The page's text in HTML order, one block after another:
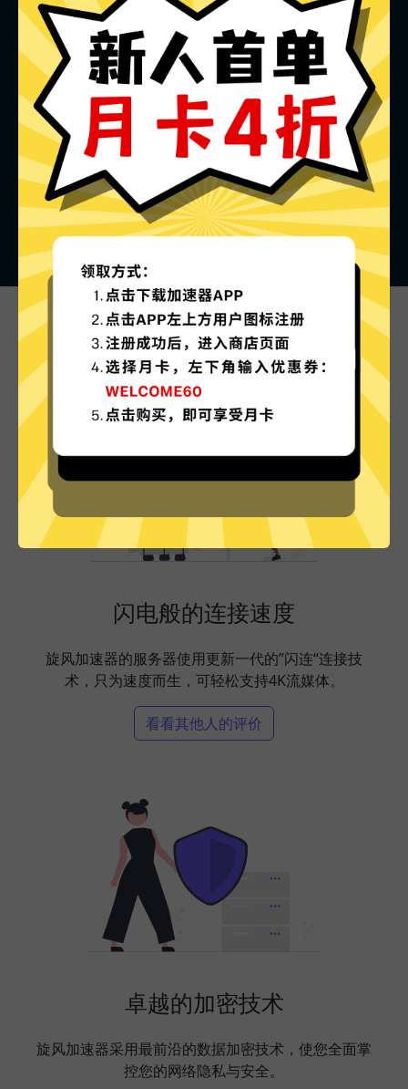
旋风加速器的特色
闪电般的连接速度
旋风加速器的服务器使用更新一代的”闪连“连接技
术，只为速度而生，可轻松支持4K流媒体。
看看其他人的评价
卓越的加密技术
旋风加速器采用最前沿的数据加密技术，使您全面掌
控您的网络隐私与安全。